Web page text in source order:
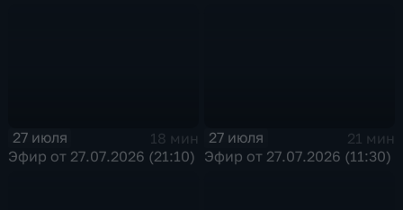
27 июля
18 мин
Эфир от 27.07.2026 (21:10)
27 июля
21 мин
Эфир от 27.07.2026 (11:30)